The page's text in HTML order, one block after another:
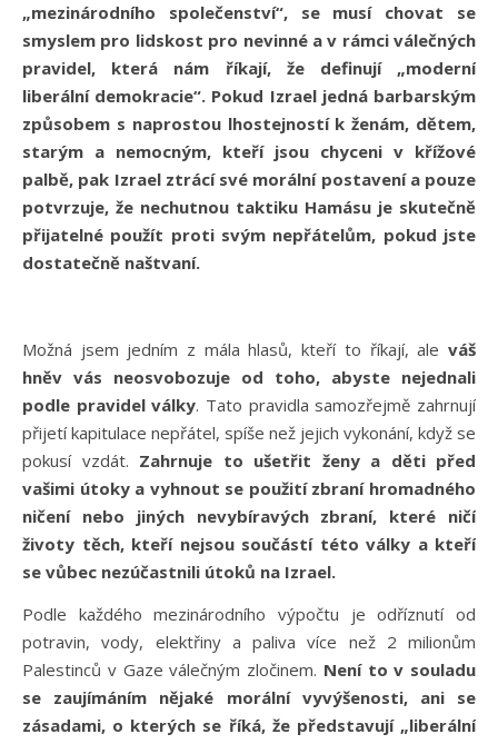
„mezinárodního společenství“, se musí chovat se
smyslem pro lidskost pro nevinné a v rámci válečných
pravidel, která nám říkají, že definují „moderní
liberální demokracie“. Pokud Izrael jedná barbarským
způsobem s naprostou lhostejností k ženám, dětem,
starým a nemocným, kteří jsou chyceni v křížové
palbě, pak Izrael ztrácí své morální postavení a pouze
potvrzuje, že nechutnou taktiku Hamásu je skutečně
přijatelné použít proti svým nepřátelům, pokud jste
dostatečně naštvaní.
Možná jsem jedním z mála hlasů, kteří to říkají, ale váš
hněv vás neosvobozuje od toho, abyste nejednali
podle pravidel války. Tato pravidla samozřejmě zahrnují
přijetí kapitulace nepřátel, spíše než jejich vykonání, když se
pokusí vzdát. Zahrnuje to ušetřit ženy a děti před
vašimi útoky a vyhnout se použití zbraní hromadného
ničení nebo jiných nevybíravých zbraní, které ničí
životy těch, kteří nejsou součástí této války a kteří
se vůbec nezúčastnili útoků na Izrael.
Podle každého mezinárodního výpočtu je odříznutí od
potravin, vody, elektřiny a paliva více než 2 milionům
Palestinců v Gaze válečným zločinem. Není to v souladu
se zaujímáním nějaké morální vyvýšenosti, ani se
zásadami, o kterých se říká, že představují „liberální